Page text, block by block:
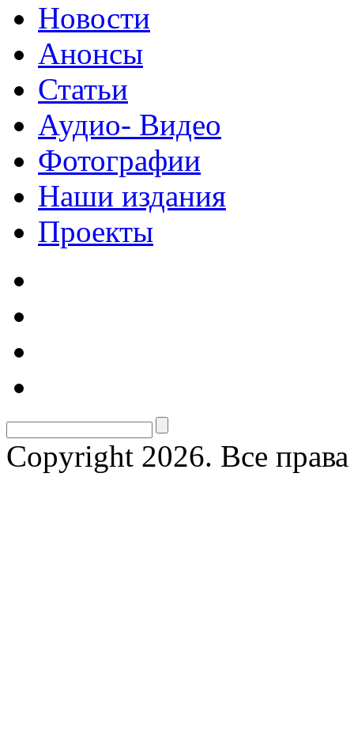
Новости
Анонсы
Статьи
Аудио- Видео
Фотографии
Наши издания
Проекты
Copyright 2026. Все